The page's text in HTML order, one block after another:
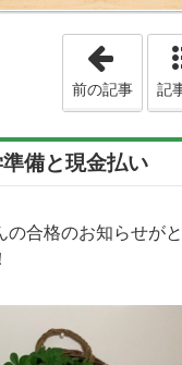
「
前の記事 記
と現金払い
の合格のお知らせが